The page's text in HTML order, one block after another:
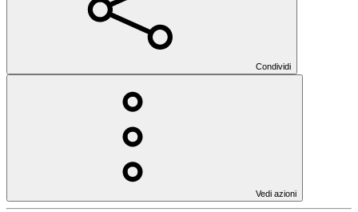
Condividi
Vedi azioni